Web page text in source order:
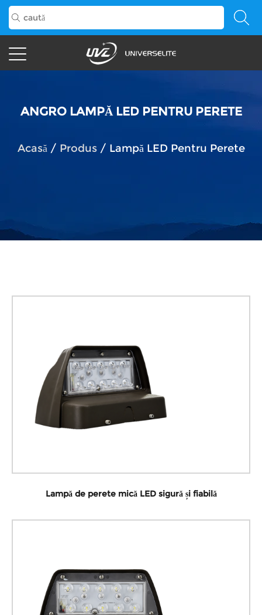
ANGRO LAMPĂ LED PENTRU PERETE
Acasă/ Produs/ Lampă LED Pentru Perete
Lampă de perete mică LED sigură și fiabilă